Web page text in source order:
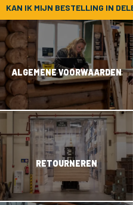
KAN IK MIJN BESTELLING IN
ALGEMENE VOORWAARDEN
RETOURNEREN